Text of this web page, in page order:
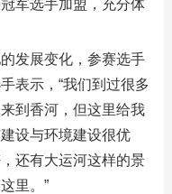
军选手加盟，充分体
发展变化，参赛选手
表示，“我们到过很多
到香河，但这里给我
设与环境建设很优
还有大运河这样的景
里。”